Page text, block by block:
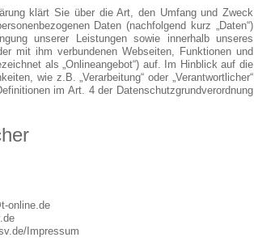
klärt Sie über die Art, den Umfang und Zweck
Daten (nachfolgend kurz „Daten“)
unserer Leistungen sowie innerhalb unseres
mit ihm verbundenen Webseiten, Funktionen und
als „Onlineangebot“) auf. Im Hinblick auf die
wie z.B. „Verarbeitung“ oder „Verantwortlicher“
im Art. 4 der Datenschutzgrundverordnung
online.de
Impressum